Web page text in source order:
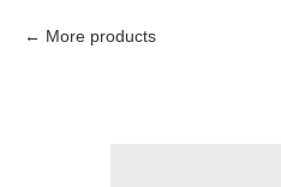
More products